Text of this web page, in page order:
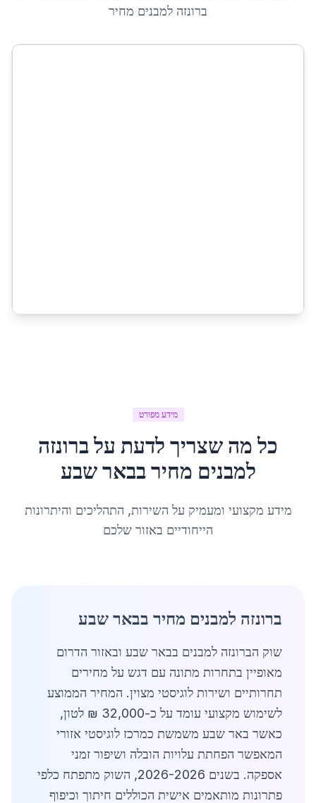
ברונזה למבנים מחיר
מידע מפורט
כל מה שצריך לדעת עלברונזה
למבנים מחירבבאר שבע
מידע מקצועי ומעמיק על השירות, התהליכים והיתרונות
הייחודיים באזור שלכם
ברונזה למבנים מחיר בבאר שבע
שוק הברונזה למבנים בבאר שבע ובאזור הדרום
מאופיין בתחרות מתונה עם דגש על מחירים
תחרותיים ושירות לוגיסטי מצוין. המחיר הממוצע
לשימוש מקצועי עומד על כ-32,000 ₪ לטון,
כאשר באר שבע משמשת כמרכז לוגיסטי אזורי
המאפשר הפחתת עלויות הובלה ושיפור זמני
אספקה. בשנים 2026-2026, השוק מתפתח כלפי
פתרונות מותאמים אישית הכוללים חיתוך וכיפוף